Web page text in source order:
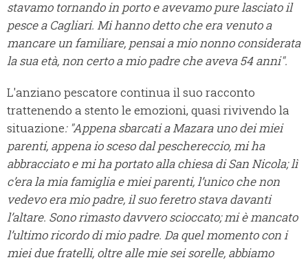
stavamo tornando in porto e avevamo pure lasciato il
pesce a Cagliari. Mi hanno detto che era venuto a
mancare un familiare, pensai a mio nonno considerata
la sua età, non certo a mio padre che aveva 54 anni".
L'anziano pescatore continua il suo racconto
trattenendo a stento le emozioni, quasi rivivendo la
situazione: "Appena sbarcati a Mazara uno dei miei
parenti, appena io sceso dal peschereccio, mi ha
abbracciato e mi ha portato alla chiesa di San Nicola; lì
c’era la mia famiglia e miei parenti, l’unico che non
vedevo era mio padre, il suo feretro stava davanti
l’altare. Sono rimasto davvero scioccato; mi è mancato
l’ultimo ricordo di mio padre. Da quel momento con i
miei due fratelli, oltre alle mie sei sorelle, abbiamo